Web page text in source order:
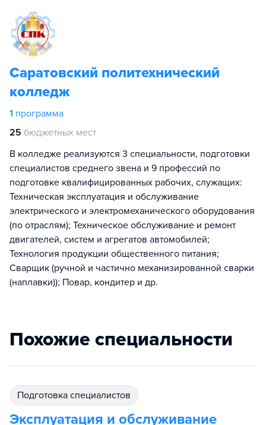
Саратовский политехнический
колледж
1 программа
25 бюджетных мест
В колледже реализуются 3 специальности, подготовки
специалистов среднего звена и 9 профессий по
подготовке квалифицированных рабочих, служащих:
Техническая эксплуатация и обслуживание
электрического и электромеханического оборудования
(по отраслям); Техническое обслуживание и ремонт
двигателей, систем и агрегатов автомобилей;
Технология продукции общественного питания;
Сварщик (ручной и частично механизированной сварки
(наплавки)); Повар, кондитер и др.
Похожие специальности
подготовка специалистов
Эксплуатация и обслуживание